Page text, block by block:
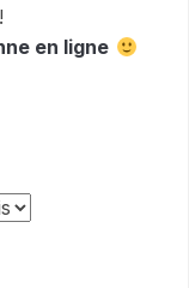
!
en ligne